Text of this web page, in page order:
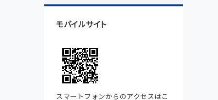
モバイルサイト
スマートフォンからのアクセスはこ